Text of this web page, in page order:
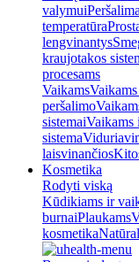
valymui
temperatūra
lengvinantys
kraujotakos
procesams
Vaikams
peršalimo
sistemaiVaikams
sistema
laisvinančios
Kosmetika
Rodyti viską
Kūdikiams ir
burnaiPlaukams
kosmetika